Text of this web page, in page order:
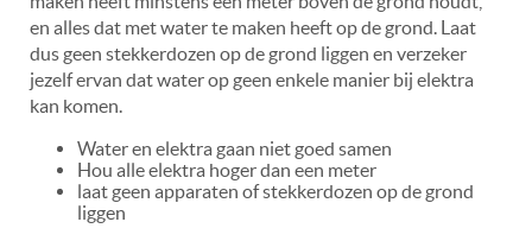
en alles dat met water te maken heeft op de grond. Laat
dus geen stekkerdozen op de grond liggen en verzeker
jezelf ervan dat water op geen enkele manier bij elektra
kan komen.
Water en elektra gaan niet goed samen
Hou alle elektra hoger dan een meter
laat geen apparaten of stekkerdozen op de grond
liggen